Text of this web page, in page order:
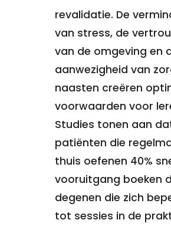
revalidatie. De
van stress, de
van de omgeving en
aanwezigheid van
naasten creëren
voorwaarden voor
Studies tonen aan
patiënten die
thuis oefenen 40%
vooruitgang boeken
degenen die zich
tot sessies in de